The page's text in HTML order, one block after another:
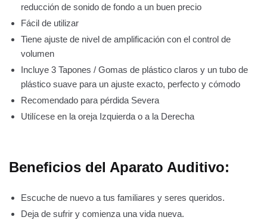
reducción de sonido de fondo a un buen precio
Fácil de utilizar
Tiene ajuste de nivel de amplificación con el control de
volumen
Incluye 3 Tapones / Gomas de plástico claros y un tubo de
plástico suave para un ajuste exacto, perfecto y cómodo
Recomendado para pérdida Severa
Utilícese en la oreja Izquierda o a la Derecha
Beneficios del Aparato Auditivo:
Escuche de nuevo a tus familiares y seres queridos.
Deja de sufrir y comienza una vida nueva.